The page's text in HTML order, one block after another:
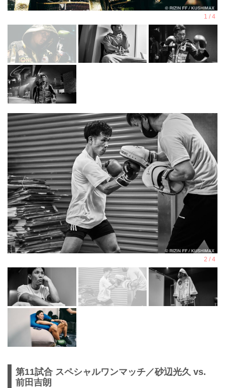
第11試合 スペシャルワンマッチ／砂辺光久 vs.
前田吉朗